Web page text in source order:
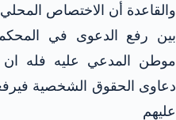
والقاعدة أن الاختصاص
بين رفع الدعوى في
موطن المدعي عليه فله ان
دعاوى الحقوق الشخصية
عليهم